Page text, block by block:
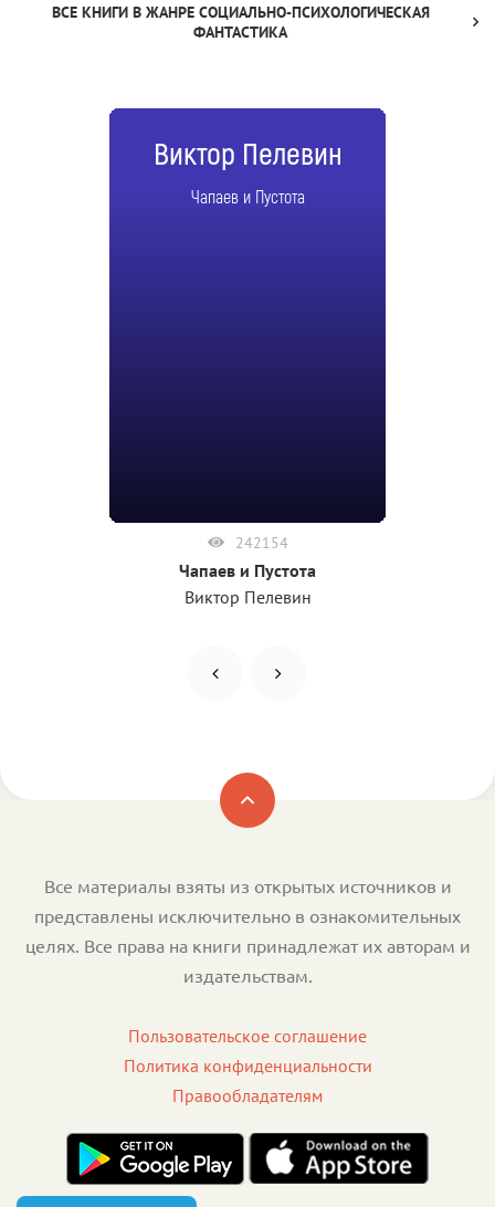
ВСЕ КНИГИ В ЖАНРЕ СОЦИАЛЬНО-ПСИХОЛОГИЧЕСКАЯ
ФАНТАСТИКА
Виктор Пелевин
Чапаев и Пустота
242154
Чапаев и Пустота
Виктор Пелевин
Все материалы взяты из открытых источников и
представлены исключительно в ознакомительных
целях. Все права на книги принадлежат их авторам и
издательствам.
Пользовательское соглашение
Политика конфиденциальности
Правообладателям